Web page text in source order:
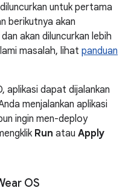
untuk pertama
berikutnya akan
dan akan diluncurkan lebih
masalah, lihat panduan
aplikasi dapat dijalankan
menjalankan aplikasi
ingin men-deploy
Run atau Apply
OS